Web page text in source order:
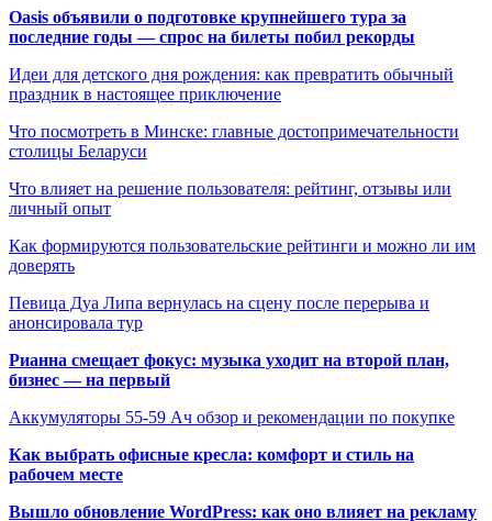
Oasis объявили о подготовке крупнейшего тура за
последние годы — спрос на билеты побил рекорды
Идеи для детского дня рождения: как превратить обычный
праздник в настоящее приключение
Что посмотреть в Минске: главные достопримечательности
столицы Беларуси
Что влияет на решение пользователя: рейтинг, отзывы или
личный опыт
Как формируются пользовательские рейтинги и можно ли им
доверять
Певица Дуа Липа вернулась на сцену после перерыва и
анонсировала тур
Рианна смещает фокус: музыка уходит на второй план,
бизнес — на первый
Аккумуляторы 55-59 Ач обзор и рекомендации по покупке
Как выбрать офисные кресла: комфорт и стиль на
рабочем месте
Вышло обновление WordPress: как оно влияет на рекламу